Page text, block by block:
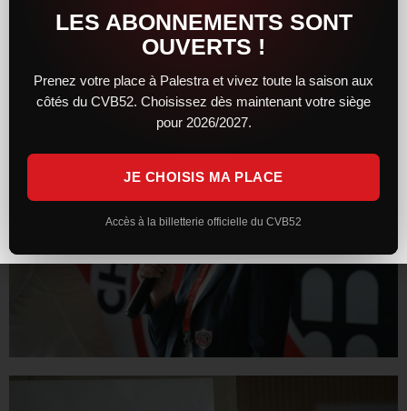
LES ABONNEMENTS SONT
OUVERTS !
Prenez votre place à Palestra et vivez toute la saison aux
côtés du CVB52. Choisissez dès maintenant votre siège
pour 2026/2027.
JE CHOISIS MA PLACE
Accès à la billetterie officielle du CVB52